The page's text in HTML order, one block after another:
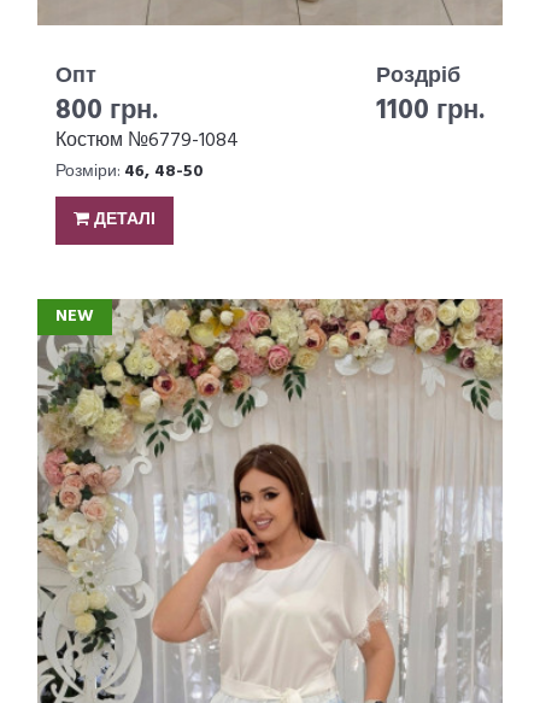
Опт
800 грн.
Роздріб
1100 грн.
Костюм №6779-1084
Розміри: 46, 48-50
ДЕТАЛІ
NEW